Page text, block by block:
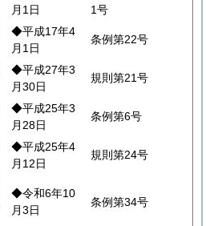
月1日
1号
◆平成17年4
月1日
条例第22号
◆平成27年3
月30日
規則第21号
◆平成25年3
月28日
条例第6号
◆平成25年4
月12日
規則第24号
◆令和6年10
月3日
条例第34号